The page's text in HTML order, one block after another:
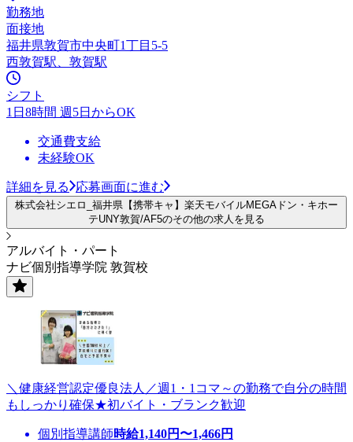
勤務地
面接地
福井県敦賀市中央町1丁目5-5
西敦賀駅、敦賀駅
シフト
1日8時間 週5日からOK
交通費支給
未経験OK
詳細を見る 応募画面に進む
株式会社シエロ_福井県【携帯キャ】楽天モバイルMEGAドン・キホー
テUNY敦賀/AF5のその他の求人を見る
アルバイト・パート
ナビ個別指導学院 敦賀校
＼健康経営認定優良法人／週1・1コマ～の勤務で自分の時間
もしっかり確保★初バイト・ブランク歓迎
個別指導講師時給1,140円〜1,466円